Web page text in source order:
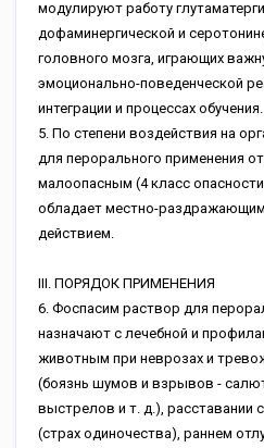
модулируют работу
дофаминергической и
головного мозга, играющих
эмоционально-поведенческой
интеграции и процессах обучения.
5. По степени воздействия на
для перорального применения
малоопасным (4 класс
обладает местно-
действием.
III. ПОРЯДОК ПРИМЕНЕНИЯ
6. Фоспасим раствор для
назначают с лечебной и
животным при неврозах и
(боязнь шумов и взрывов -
выстрелов и т. д.), расставании
(страх одиночества), раннем